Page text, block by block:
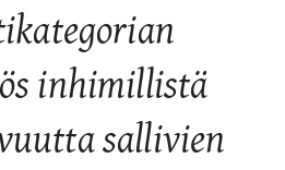
inhimillistä
sallivien